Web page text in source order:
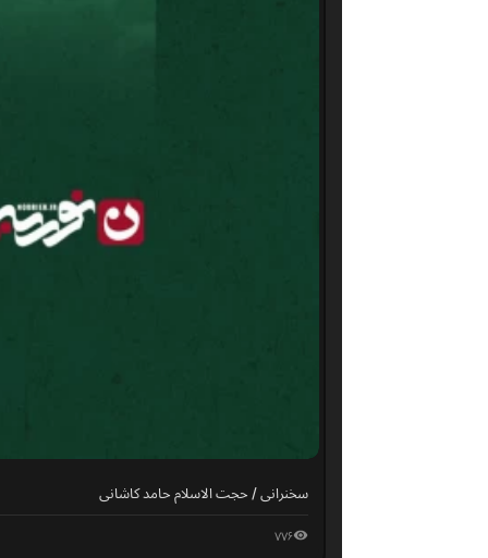
سخنرانی / حجت الاسلام حامد کاشانی
۷۷۶